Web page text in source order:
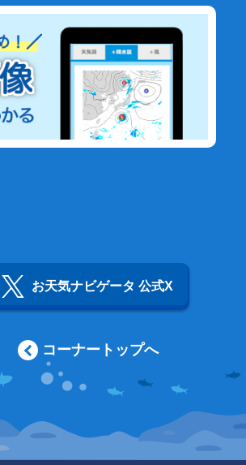
お天気ナビゲータ 公式X
コーナートップへ